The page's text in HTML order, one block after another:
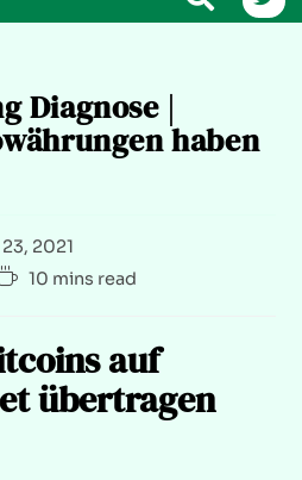
Diagnose |
haben
2021
10 mins read
auf
übertragen